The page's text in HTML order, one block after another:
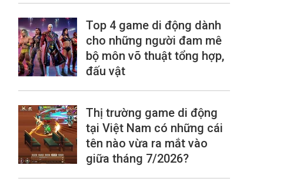
Top 4 game di động dành
cho những người đam mê
bộ môn võ thuật tổng hợp,
đấu vật
Thị trường game di động
tại Việt Nam có những cái
tên nào vừa ra mắt vào
giữa tháng 7/2026?